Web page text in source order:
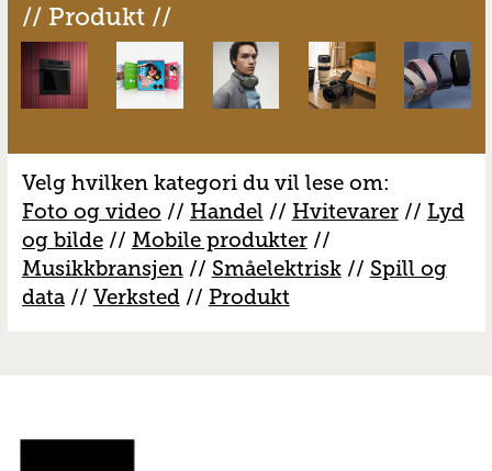
// Produkt //
Velg hvilken kategori du vil lese om:
Foto og video // Handel // Hvitevarer// Lyd
og bilde// Mobile produkter//
Musikkbransjen// Småelektrisk// Spill og
data// Verksted// Produkt